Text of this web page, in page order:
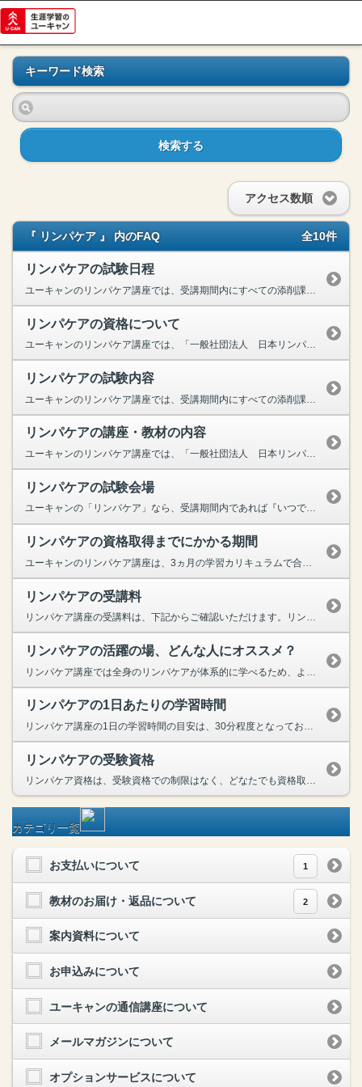
キーワード検索
検索する
アクセス数順
『 リンパケア 』 内のFAQ 全10件
リンパケアの試験日程
ユーキャンのリンパケア講座では、受講期間内にすべての添削課題を提出し、資格試験で基準点をクリアすれば、日本リンパ協会より『パーソナルリンパケアリスト』資格が認定されます。さらに希望者には、協会か...
リンパケアの資格について
ユーキャンのリンパケア講座では、「一般社団法人 日本リンパ協会」が認定する、「パーソナルリンパケアリスト」資格の取得が可能でございます。当講座では、セルフケアに加えて、身近な方のリンパケアを行う...
リンパケアの試験内容
リンパケアの講座・教材の内容
ユーキャンのリンパケア講座では、「一般社団法人 日本リンパ協会」が認定する、「パーソナルリンパケアリスト」資格の取得が可能でございます。リンパケア講座のカリキュラムでは、年齢の変化が出やすいフェ...
リンパケアの試験会場
ユーキャンの「リンパケア」なら、受講期間内であれば『いつでも』『在宅で』検定試験の受験が可能です。
リンパケアの資格取得までにかかる期間
リンパケアの受講料
リンパケア講座の受講料は、下記からご確認いただけます。リンパケア講座の受講料はこちら
リンパケアの活躍の場、どんな人にオススメ？
リンパケアの1日あたりの学習時間
リンパケア講座の1日の学習時間の目安は、30分程度となっております。テキスト１でリンパの基礎知識を学んだ後、テキスト２、３ではDVD教材と組み合わせながらセルフケア、ホームケア（身近な方へのケア...
リンパケアの受験資格
リンパケア資格は、受験資格での制限はなく、どなたでも資格取得を目指すことが可能でございます。本講座では、受講期間内にすべての添削課題を提出し、資格試験で基準点をクリアすれば、日本リンパ協会より『...
カテゴリ一覧
お支払いについて 1
教材のお届け・返品について 2
案内資料について
お申込みについて
ユーキャンの通信講座について
メールマガジンについて
オプションサービスについて